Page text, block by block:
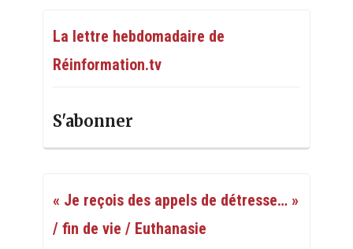
La lettre hebdomadaire de
Réinformation.tv
S'abonner
« Je reçois des appels de détresse… »
/ fin de vie / Euthanasie